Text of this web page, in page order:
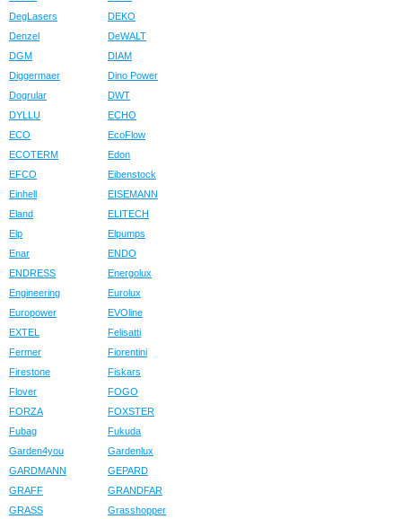
DegLasers
DEKO
Denzel
DeWALT
DGM
DIAM
Diggermaer
Dino Power
Dogrular
DWT
DYLLU
ECHO
ECO
EcoFlow
ECOTERM
Edon
EFCO
Eibenstock
Einhell
EISEMANN
Eland
ELITECH
Elp
Elpumps
Enar
ENDO
ENDRESS
Energolux
Engineering
Eurolux
Europower
EVOline
EXTEL
Felisatti
Fermer
Fiorentini
Firestone
Fiskars
Flover
FOGO
FORZA
FOXSTER
Fubag
Fukuda
Garden4you
Gardenlux
GARDMANN
GEPARD
GRAFF
GRANDFAR
GRASS
Grasshopper